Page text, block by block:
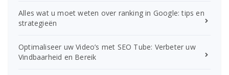
Alles wat u moet weten over ranking in Google: tips en
strategieën
Optimaliseer uw Video’s met SEO Tube: Verbeter uw
Vindbaarheid en Bereik